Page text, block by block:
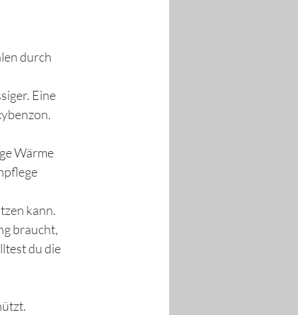
durch
Eine
Wärme
kann.
braucht,
du die